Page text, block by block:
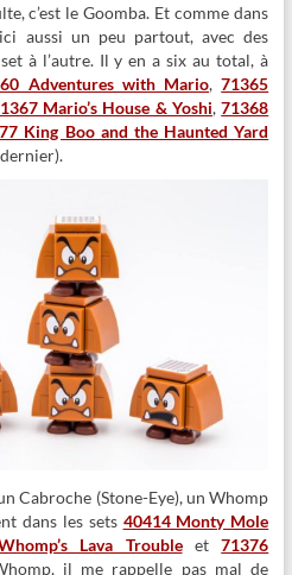
c’est le Goomba. Et comme dans
aussi un peu partout, avec des
à l’autre. Il y en a six au total, à
Adventures with Mario,71365
Mario’s House & Yoshi,71368
King Boo and the Haunted Yard
Cabroche (Stone-Eye), un Whomp
dans les sets 40414 Monty Mole
Lava Troubleet71376
il me rappelle pas mal de